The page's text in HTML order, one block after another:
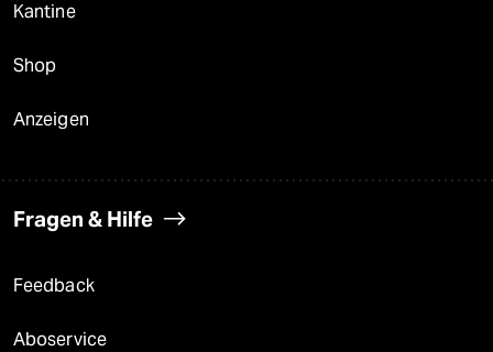
Kantine
Shop
Anzeigen
Fragen & Hilfe
Feedback
Aboservice